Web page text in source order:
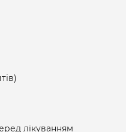
лікуванням